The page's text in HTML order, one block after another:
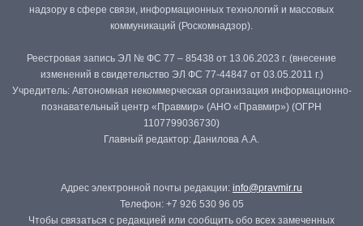
надзору в сфере связи, информационных технологий и массовых
коммуникаций (Роскомнадзор).
Реестровая запись ЭЛ № ФС 77 – 85438 от 13.06.2023 г. (внесение
изменений в свидетельство ЭЛ ФС 77-44847 от 03.05.2011 г.)
Учредитель: Автономная некоммерческая организация информационно-
познавательный центр «Правмир» (АНО «Правмир») (ОГРН
1107799036730)
Главный редактор: Данилова А.А.
Адрес электронной почты редакции: info@pravmir.ru
Телефон: +7 926 530 96 05
Чтобы связаться с редакцией или сообщить обо всех замеченных